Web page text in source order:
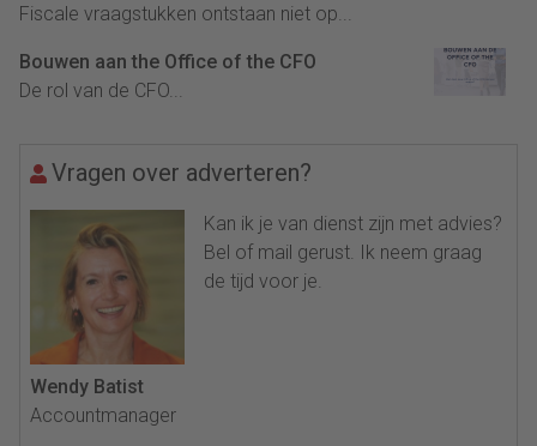
Fiscale vraagstukken ontstaan niet op...
Bouwen aan the Office of the CFO
De rol van de CFO...
Vragen over adverteren?
Kan ik je van dienst zijn met advies?
Bel of mail gerust. Ik neem graag
de tijd voor je.
Wendy Batist
Accountmanager